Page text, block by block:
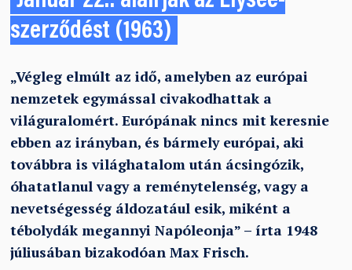
szerződést (1963)
„Végleg elmúlt az idő, amelyben az európai
nemzetek egymással civakodhattak a
világuralomért. Európának nincs mit keresnie
ebben az irányban, és bármely európai, aki
továbbra is világhatalom után ácsingózik,
óhatatlanul vagy a reménytelenség, vagy a
nevetségesség áldozatául esik, miként a
tébolydák megannyi Napóleonja” – írta 1948
júliusában bizakodóan Max Frisch.